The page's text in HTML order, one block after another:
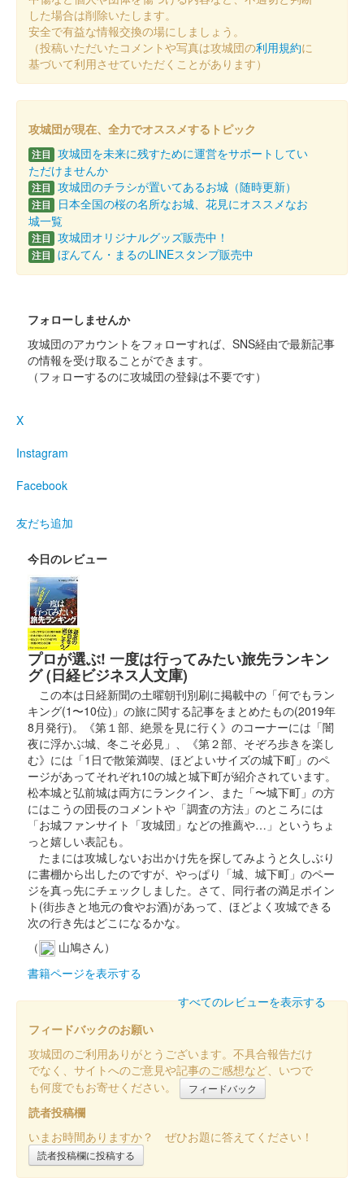
白石城 御城印 ずんスタ記念2025版 東北イタコ
白石城 御城印 ずんスタ記念2025版 東北きりたん
白石城 御城印 ずんスタ記念2025版 ずんだもん
白石城 御城印 オリジナルフレーム切手「白石城開門
白石城開門30周年を記念して作成された、オリジナルフレーム切
手「白石城開門30周年記念」に限定御城印がついてくる。
宮城学院女子大学とのコラボレーション企画として作成された御
白石城 御城印
白石城 御城印
ゲナガさん
白石城 御城印 令和7年「城の日」限定版
販売終了
白石城 御城印 開門30周年版
白石城 御城印 東北きりたん 冬版
販売終了
白石城 御城印
販売終了
白石城 御城印 東北ずん子 冬版
販売終了
白石城 御城印
販売終了
した場合は削除いたします。
安全で有益な情報交換の場にしましょう。
（投稿いただいたコメントや写真は攻城団の利用規約に
基づいて利用させていただくことがあります）
攻城団が現在、全力でオススメするトピック
注目 攻城団を未来に残すために運営をサポートしてい
ただけませんか
注目 攻城団のチラシが置いてあるお城（随時更新）
注目
日本全国の桜の名所なお城、花見にオススメなお
城一覧
注目 攻城団オリジナルグッズ販売中！
注目 ぼんてん・まるのLINEスタンプ販売中
フォローしませんか
攻城団のアカウントをフォローすれば、SNS経由で最新記事
の情報を受け取ることができます。
（フォローするのに攻城団の登録は不要です）
X
Instagram
Facebook
友だち追加
今日のレビュー
プロが選ぶ! 一度は行ってみたい旅先ランキン
グ (日経ビジネス人文庫)
この本は日経新聞の土曜朝刊別刷に掲載中の「何でもラン
キング(1〜10位)」の旅に関する記事をまとめたもの(2019年
8月発行)。《第１部、絶景を見に行く》のコーナーには「闇
夜に浮かぶ城、冬こそ必見」、《第２部、そぞろ歩きを楽し
む》には「1日で散策満喫、ほどよいサイズの城下町」のペ
ージがあってそれぞれ10の城と城下町が紹介されています。
松本城と弘前城は両方にランクイン、また「〜城下町」の方
にはこうの団長のコメントや「調査の方法」のところには
「お城ファンサイト「攻城団」などの推薦や…」というちょ
っと嬉しい表記も。
たまには攻城しないお出かけ先を探してみようと久しぶり
に書棚から出したのですが、やっぱり「城、城下町」のペー
ジを真っ先にチェックしました。さて、同行者の満足ポイン
ト(街歩きと地元の食やお酒)があって、ほどよく攻城できる
次の行き先はどこになるかな。
（
山鳩さん）
書籍ページを表示する
すべてのレビューを表示する
フィードバックのお願い
攻城団のご利用ありがとうございます。不具合報告だけ
でなく、サイトへのご意見や記事のご感想など、いつで
も何度でもお寄せください。
フィードバック
読者投稿欄
いまお時間ありますか？ ぜひお題に答えてください！
読者投稿欄に投稿する